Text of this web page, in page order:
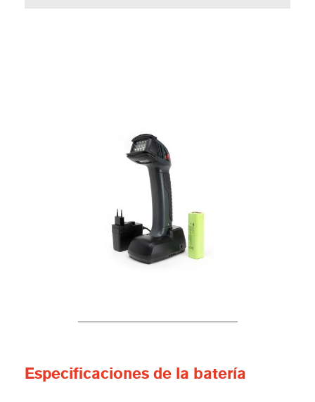
Especificaciones de la batería